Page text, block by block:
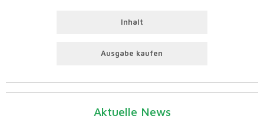
Inhalt
Ausgabe kaufen
Aktuelle News